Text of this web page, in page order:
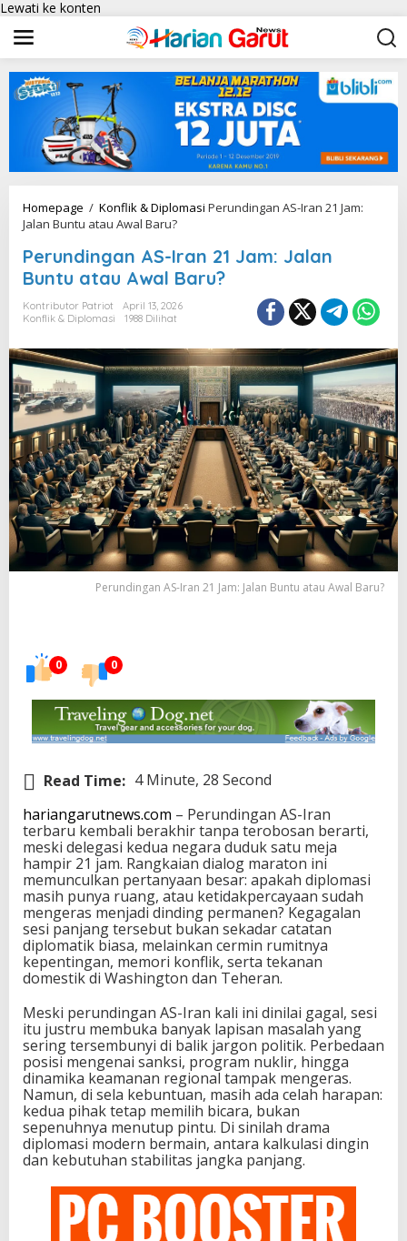
Lewati ke konten
Homepage / Konflik & Diplomasi Perundingan AS-Iran 21 Jam:
Jalan Buntu atau Awal Baru?
Perundingan AS-Iran 21 Jam: Jalan
Buntu atau Awal Baru?
Kontributor Patriot
April 13, 2026
Konflik & Diplomasi
1988 Dilihat
Perundingan AS-Iran 21 Jam: Jalan Buntu atau Awal Baru?
0 0
Read Time: 4 Minute, 28 Second
hariangarutnews.com – Perundingan AS-Iran
terbaru kembali berakhir tanpa terobosan berarti,
meski delegasi kedua negara duduk satu meja
hampir 21 jam. Rangkaian dialog maraton ini
memunculkan pertanyaan besar: apakah diplomasi
masih punya ruang, atau ketidakpercayaan sudah
mengeras menjadi dinding permanen? Kegagalan
sesi panjang tersebut bukan sekadar catatan
diplomatik biasa, melainkan cermin rumitnya
kepentingan, memori konflik, serta tekanan
domestik di Washington dan Teheran.
Meski perundingan AS-Iran kali ini dinilai gagal, sesi
itu justru membuka banyak lapisan masalah yang
sering tersembunyi di balik jargon politik. Perbedaan
posisi mengenai sanksi, program nuklir, hingga
dinamika keamanan regional tampak mengeras.
Namun, di sela kebuntuan, masih ada celah harapan:
kedua pihak tetap memilih bicara, bukan
sepenuhnya menutup pintu. Di sinilah drama
diplomasi modern bermain, antara kalkulasi dingin
dan kebutuhan stabilitas jangka panjang.